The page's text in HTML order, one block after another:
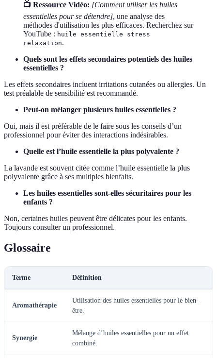
📺 Ressource Vidéo: [Comment utiliser les huiles
essentielles pour se détendre], une analyse des
méthodes d'utilisation les plus efficaces. Recherchez sur
YouTube : huile essentielle stress
relaxation.
Quels sont les effets secondaires potentiels des huiles
essentielles ?
Les effets secondaires incluent irritations cutanées ou allergies. Un
test préalable de sensibilité est recommandé.
Peut-on mélanger plusieurs huiles essentielles ?
Oui, mais il est préférable de le faire sous les conseils d’un
professionnel pour éviter des interactions indésirables.
Quelle est l’huile essentielle la plus polyvalente ?
La lavande est souvent citée comme l’huile essentielle la plus
polyvalente grâce à ses multiples bienfaits.
Les huiles essentielles sont-elles sécuritaires pour les
enfants ?
Non, certaines huiles peuvent être délicates pour les enfants.
Toujours consulter un professionnel.
Glossaire
Terme Définition
Aromathérapie
Utilisation des huiles essentielles pour le bien-
être.
Synergie
Mélange d’huiles essentielles pour un effet
combiné.